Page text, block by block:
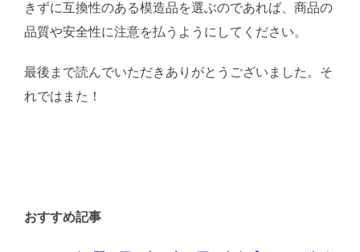
きずに互換性のある模造品を選ぶのであれば、商品の
品質や安全性に注意を払うようにしてください。
最後まで読んでいただきありがとうございました。そ
れではまた！
おすすめ記事